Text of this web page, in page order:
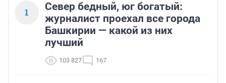
1
Север бедный, юг богатый:
журналист проехал все города
Башкирии — какой из них
лучший
103 827 167